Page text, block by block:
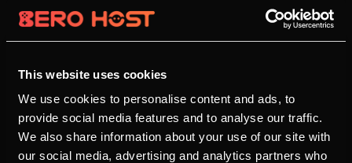
This website uses cookies
We use cookies to personalise content and ads, to
provide social media features and to analyse our traffic.
We also share information about your use of our site with
our social media, advertising and analytics partners who